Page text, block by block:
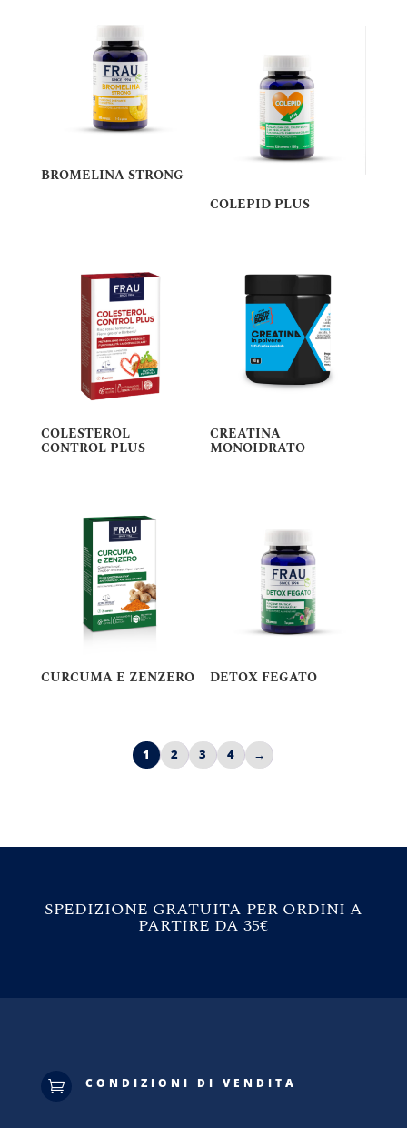
BROMELINA STRONG
COLEPID PLUS
COLESTEROL
CONTROL PLUS
CREATINA
MONOIDRATO
CURCUMA E ZENZERO DETOX FEGATO
1 2 3 4 →
SPEDIZIONE GRATUITA PER ORDINI A
PARTIRE DA 35€
 CONDIZIONI DI VENDITA